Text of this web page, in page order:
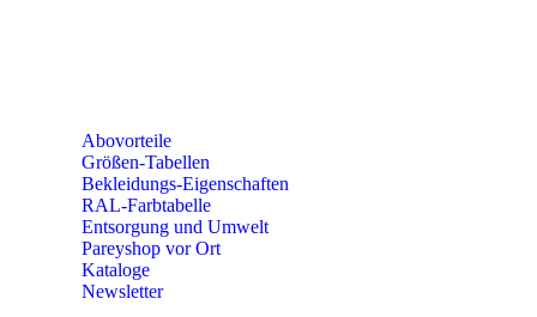
Abovorteile
Größen-Tabellen
Bekleidungs-Eigenschaften
RAL-Farbtabelle
Entsorgung und Umwelt
Pareyshop vor Ort
Kataloge
Newsletter